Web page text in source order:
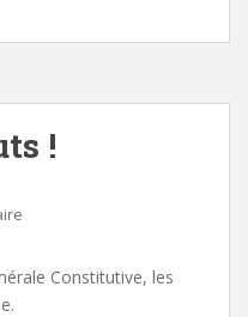
!
Constitutive, les